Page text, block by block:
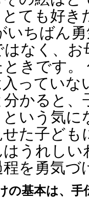
ても好き
いちばん
なく、
きです
ってい
かると
いう気に
た子ども
うれし
を勇気づ
の基本は、